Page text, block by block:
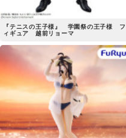
『テニスの王子様』 学園祭の王子様 フ
ィギュア 越前リョーマ